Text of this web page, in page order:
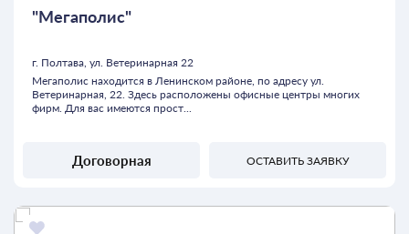
"Мегаполис"
г. Полтава, ул. Ветеринарная 22
Мегаполис находится в Ленинском районе, по адресу ул.
Ветеринарная, 22. Здесь расположены офисные центры многих
фирм. Для вас имеются прост...
Договорная ОСТАВИТЬ ЗАЯВКУ